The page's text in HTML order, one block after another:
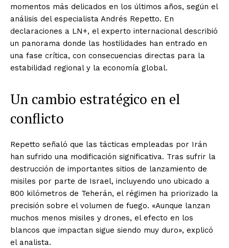
momentos más delicados en los últimos años, según el
análisis del especialista Andrés Repetto. En
declaraciones a LN+, el experto internacional describió
un panorama donde las hostilidades han entrado en
una fase crítica, con consecuencias directas para la
estabilidad regional y la economía global.
Un cambio estratégico en el
conflicto
Repetto señaló que las tácticas empleadas por Irán
han sufrido una modificación significativa. Tras sufrir la
destrucción de importantes sitios de lanzamiento de
misiles por parte de Israel, incluyendo uno ubicado a
800 kilómetros de Teherán, el régimen ha priorizado la
precisión sobre el volumen de fuego. «Aunque lanzan
muchos menos misiles y drones, el efecto en los
blancos que impactan sigue siendo muy duro», explicó
el analista.